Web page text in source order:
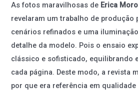
As fotos maravilhosas de Erica
revelaram um trabalho de produção
cenários refinados e uma
detalhe da modelo. Pois o ensaio
clássico e sofisticado, equilibrando
cada página. Deste modo, a revista
por que era referência em